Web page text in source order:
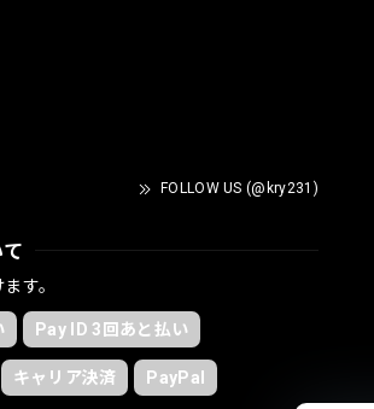
FOLLOW US (@kry231)
す。
Pay ID 3回あと払い
キャリア決済 PayPal